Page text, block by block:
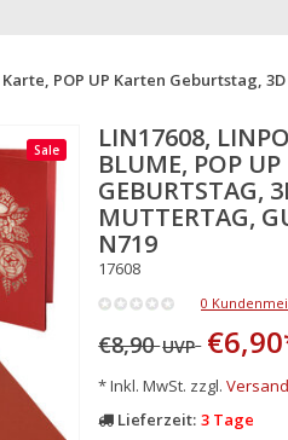
POP UP Karten Geburtstag,
Sale
LIN17608,
BLUME, POP
GEBURTSTAG,
MUTTERTAG,
N719
17608
0
€8,90UVP €6,90
* Inkl. MwSt. zzgl.
Lieferzeit: 3 Tage